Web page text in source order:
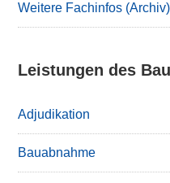
Weitere Fachinfos (Archiv)
Leistungen des
Adjudikation
Bauabnahme